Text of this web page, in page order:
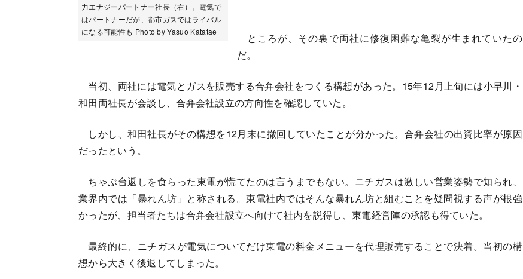
力エナジーパートナー社長（右）。電気で
はパートナーだが、都市ガスではライバル
になる可能性も Photo by Yasuo Katatae
ところが、その裏で両社に修復困難な亀裂が生まれていたの
だ。
当初、両社には電気とガスを販売する合弁会社をつくる構想があった。15年12月上旬には小早川・
和田両社長が会談し、合弁会社設立の方向性を確認していた。
しかし、和田社長がその構想を12月末に撤回していたことが分かった。合弁会社の出資比率が原因
だったという。
ちゃぶ台返しを食らった東電が慌てたのは言うまでもない。ニチガスは激しい営業姿勢で知られ、
業界内では「暴れん坊」と称される。東電社内ではそんな暴れん坊と組むことを疑問視する声が根強
かったが、担当者たちは合弁会社設立へ向けて社内を説得し、東電経営陣の承認も得ていた。
最終的に、ニチガスが電気についてだけ東電の料金メニューを代理販売することで決着。当初の構
想から大きく後退してしまった。